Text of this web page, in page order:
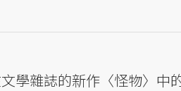
文學雜誌的新作〈怪物〉